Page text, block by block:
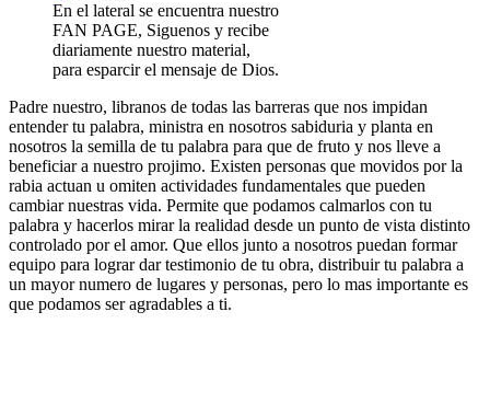
En el lateral se encuentra nuestro
FAN PAGE, Siguenos y recibe
diariamente nuestro material,
para esparcir el mensaje de Dios.
Padre nuestro, libranos de todas las barreras que nos impidan
entender tu palabra, ministra en nosotros sabiduria y planta en
nosotros la semilla de tu palabra para que de fruto y nos lleve a
beneficiar a nuestro projimo. Existen personas que movidos por la
rabia actuan u omiten actividades fundamentales que pueden
cambiar nuestras vida. Permite que podamos calmarlos con tu
palabra y hacerlos mirar la realidad desde un punto de vista distinto
controlado por el amor. Que ellos junto a nosotros puedan formar
equipo para lograr dar testimonio de tu obra, distribuir tu palabra a
un mayor numero de lugares y personas, pero lo mas importante es
que podamos ser agradables a ti.